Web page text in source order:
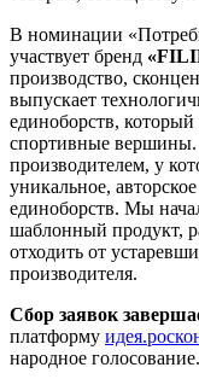
В номинации
участвует бренд
производство,
выпускает
единоборств,
спортивные
производителем, у
уникальное,
единоборств. Мы
шаблонный продукт,
отходить от
производителя.
Сбор заявок
платформу
народное голосование.